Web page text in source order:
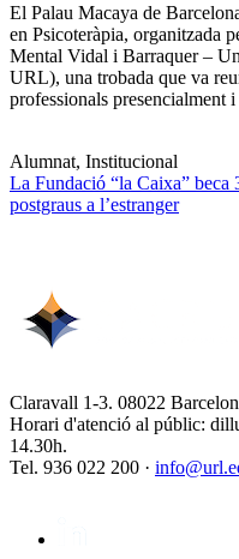
El Palau Macaya de
en Psicoteràpia, organitzada
Mental Vidal i Barraquer –
URL), una trobada que va
professionals
Alumnat, Institucional
La Fundació “la Caixa” beca
postgraus a l’estranger
Claravall 1-3. 08022
Horari d'atenció al públic:
14.30h.
Tel. 936 022 200 ·